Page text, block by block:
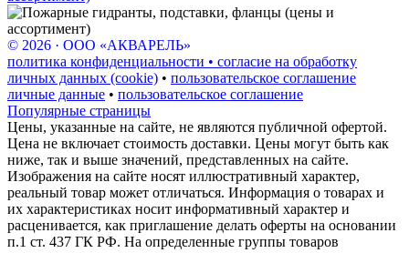
© 2026 · ООО «АКВАРЕЛЬ»
политика конфиденциальности • согласие на обработку
личных данных (cookie) • пользовательское соглашение
личные данные • пользовательское соглашение
Популярные страницы
Цены, указанные на сайте, не являются публичной офертой.
Цена не включает стоимость доставки. Цены могут быть как
ниже, так и выше значений, представленных на сайте.
Изображения на сайте носят иллюстративный характер,
реальный товар может отличаться. Информация о товарах и
их характеристиках носит информативный характер и
расценивается, как приглашение делать оферты на основании
п.1 ст. 437 ГК РФ. На определенные группы товаров